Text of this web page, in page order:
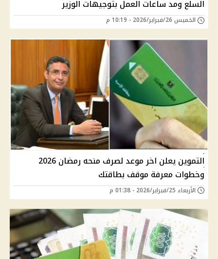
السلع ومد ساعات العمل بتوجيهات الوزير
الخميس 26/فبراير/2026 - 10:19 م
التموين يعلن اخر موعد لصرف منحه رمضان 2026
وخطوات معرفة موقف بطاقتك
الأربعاء 25/فبراير/2026 - 01:38 م